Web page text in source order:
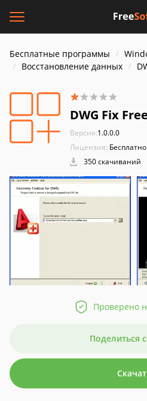
Бесплатные программы
Восстановление данных
DWG Fix Free
Версия:1.0.0.0
Лицензия:
350 скачиваний
Проверено
Поделиться